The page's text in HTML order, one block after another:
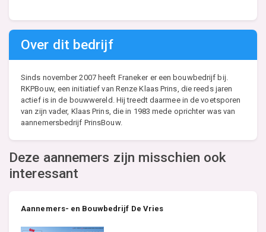
Over dit bedrijf
Sinds november 2007 heeft Franeker er een bouwbedrijf bij.
RKPBouw, een initiatief van Renze Klaas Prins, die reeds jaren
actief is in de bouwwereld. Hij treedt daarmee in de voetsporen
van zijn vader, Klaas Prins, die in 1983 mede oprichter was van
aannemersbedrijf PrinsBouw.
Deze aannemers zijn misschien ook
interessant
Aannemers- en Bouwbedrijf De Vries